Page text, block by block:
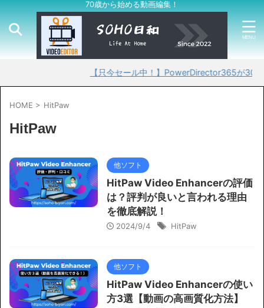
70歳から始める動画編集！
【只今セール中！】PowerDirector365が
HOME > HitPaw
HitPaw
他ソフト
HitPaw Video Enhancerの評価
は？評判が良いと言われる理由
を徹底解説！
2024/9/4 HitPaw
他ソフト
HitPaw Video Enhancerの使い
方3選【動画の高画質化方法】